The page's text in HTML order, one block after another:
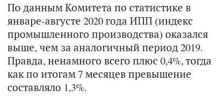
По данным Комитета по статистике в
январе-августе 2020 года ИПП (индекс
промышленного производства) оказался
выше, чем за аналогичный период 2019.
Правда, ненамного всего плюс 0,4%, тогда
как по итогам 7 месяцев превышение
составляло 1,3%.